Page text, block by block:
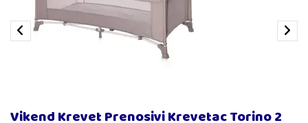
Vikend Krevet Prenosivi Krevetac Torino 2